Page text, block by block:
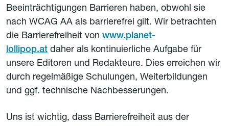
Beeinträchtigungen Barrieren haben, obwohl sie
nach WCAG AA als barrierefrei gilt. Wir betrachten
die Barrierefreiheit von www.planet-
lollipop.at daher als kontinuierliche Aufgabe für
unsere Editoren und Redakteure. Dies erreichen wir
durch regelmäßige Schulungen, Weiterbildungen
und ggf. technische Nachbesserungen.
Uns ist wichtig, dass Barrierefreiheit aus der